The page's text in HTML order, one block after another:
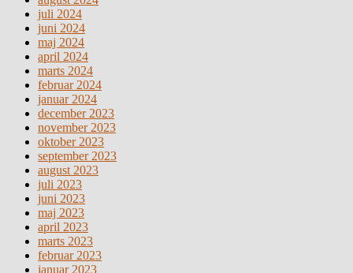
juli 2024
juni 2024
maj 2024
april 2024
marts 2024
februar 2024
januar 2024
december 2023
november 2023
oktober 2023
september 2023
august 2023
juli 2023
juni 2023
maj 2023
april 2023
marts 2023
februar 2023
januar 2023